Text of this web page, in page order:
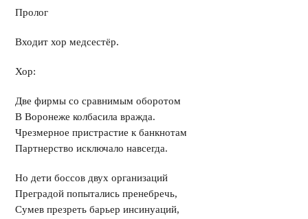
Пролог
Входит хор медсестёр.
Хор:
Две фирмы со сравнимым оборотом
В Воронеже колбасила вражда.
Чрезмерное пристрастие к банкнотам
Партнерство исключало навсегда.
Но дети боссов двух организаций
Преградой попытались пренебречь,
Сумев презреть барьер инсинуаций,